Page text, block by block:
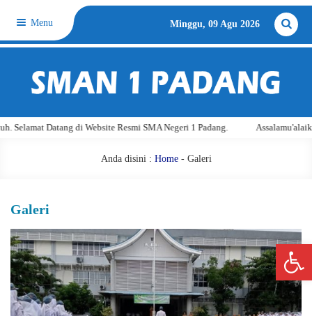
Menu Minggu, 09 Agu 2026
di Website Resmi SMA Negeri 1 Padang. Assalamu'alaikum
Anda disini : Home- Galeri
Galeri